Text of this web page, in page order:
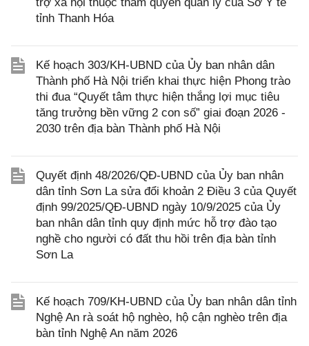
tỉnh Thanh Hóa
Kế hoạch 303/KH-UBND của Ủy ban nhân dân
Thành phố Hà Nội triển khai thực hiện Phong trào
thi đua “Quyết tâm thực hiện thắng lợi mục tiêu
tăng trưởng bền vững 2 con số” giai đoạn 2026 -
2030 trên địa bàn Thành phố Hà Nội
Quyết định 48/2026/QĐ-UBND của Ủy ban nhân
dân tỉnh Sơn La sửa đổi khoản 2 Điều 3 của Quyết
định 99/2025/QĐ-UBND ngày 10/9/2025 của Ủy
ban nhân dân tỉnh quy định mức hỗ trợ đào tạo
nghề cho người có đất thu hồi trên địa bàn tỉnh
Sơn La
Kế hoạch 709/KH-UBND của Ủy ban nhân dân tỉnh
Nghệ An rà soát hộ nghèo, hộ cận nghèo trên địa
bàn tỉnh Nghệ An năm 2026